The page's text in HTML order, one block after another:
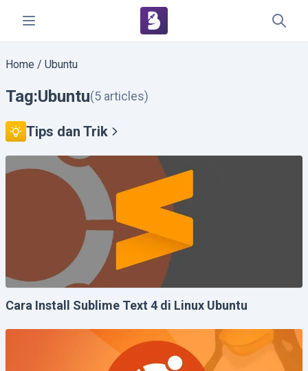
Home / Ubuntu
Tag:Ubuntu(5 articles)
Tips dan Trik
Cara Install Sublime Text 4 di Linux Ubuntu